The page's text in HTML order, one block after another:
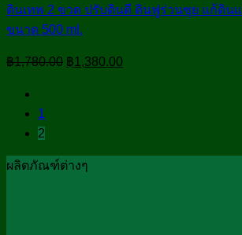
ดินเทพ 2 ขวด ปรับดินดี ดินฟูร่วนซุย แก้ดิน
ขนาด 500 ml.
฿1,780.00 Original
฿1,380.00
1
2
ผลิตภัณฑ์ต่างๆ